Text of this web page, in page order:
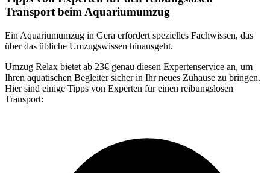
Transport beim Aquariumumzug
Ein Aquariumumzug in Gera erfordert spezielles Fachwissen, das
über das übliche Umzugswissen hinausgeht.
Umzug Relax bietet ab 23€ genau diesen Expertenservice an, um
Ihren aquatischen Begleiter sicher in Ihr neues Zuhause zu bringen.
Hier sind einige Tipps von Experten für einen reibungslosen
Transport: